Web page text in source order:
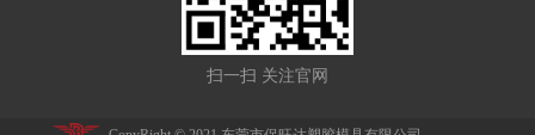
扫一扫 关注官网